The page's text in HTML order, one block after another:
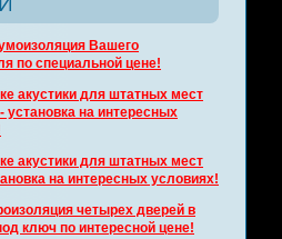
Вашего
по специальной цене!
акустики для штатных мест
установка на интересных
акустики для штатных мест
на интересных условиях!
четырех дверей в
ключ по интересной цене!